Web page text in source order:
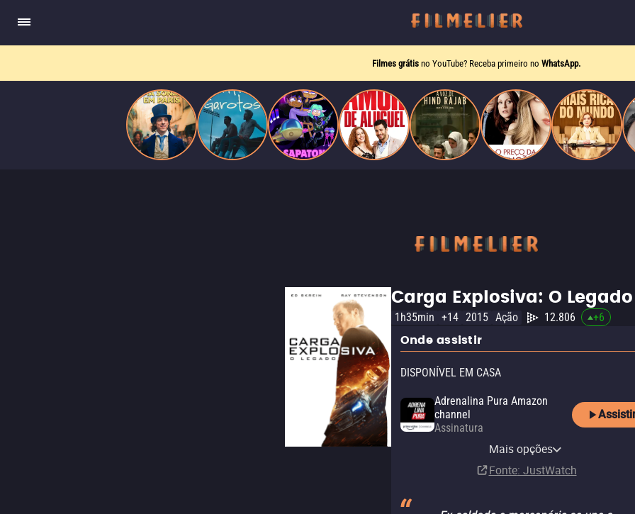
Filmes grátis no YouTube? Receba primeiro no WhatsApp.
Carga Explosiva: O Legado
1h35min +14 2015 Ação 12.806 +6
Onde assistir
DISPONÍVEL EM CASA
Adrenalina Pura Amazon
channel
Assinatura
Adrenalina Pura Apple TV
Assinatura
Adrenalina Pura+ Claro tv+
Assinatura
Paramount+
Assinatura
Telecine Amazon Channel
AssinaturaMais opções
Fonte: JustWatch
Paris
meio a círculos aristocráticos e reais.